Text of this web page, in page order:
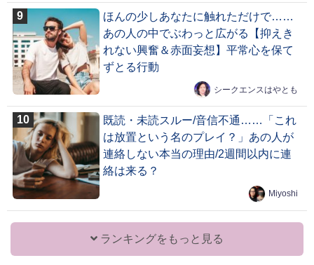
ほんの少しあなたに触れただけで……
あの人の中でぶわっと広がる【抑えき
れない興奮＆赤面妄想】平常心を保て
ずとる行動
シークエンスはやとも
既読・未読スルー/音信不通……「これ
は放置という名のプレイ？」あの人が
連絡しない本当の理由/2週間以内に連
絡は来る？
Miyoshi
ランキングをもっと見る